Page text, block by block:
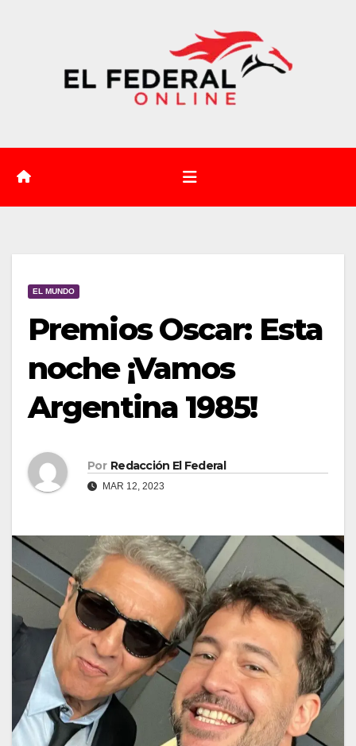
EL MUNDO
Premios Oscar: Esta
noche ¡Vamos
Argentina 1985!
Por Redacción El Federal
MAR 12, 2023